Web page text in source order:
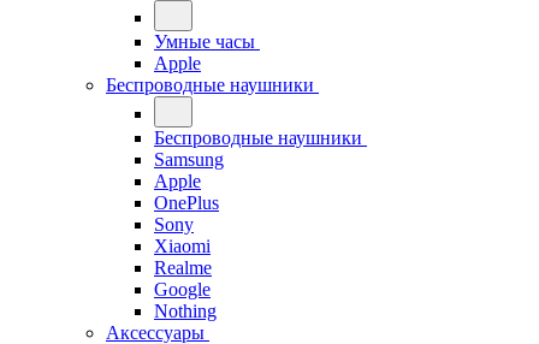
Умные часы
Apple
Беспроводные наушники
Беспроводные наушники
Samsung
Apple
OnePlus
Sony
Xiaomi
Realme
Google
Nothing
Аксессуары